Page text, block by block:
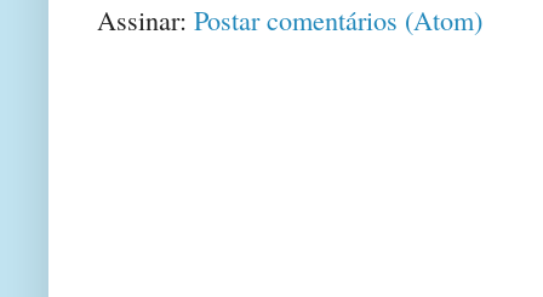
Assinar: Postar comentários (Atom)